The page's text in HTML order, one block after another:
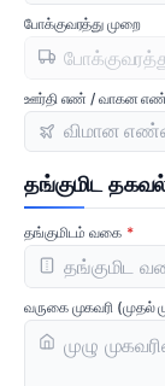
போக்குவரத்து முறை
ஊர்தி எண் / வாகன எண்
தங்குமிட
தங்குமிடம் வகை
வருகை முகவரி (முதல்